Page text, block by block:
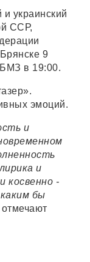
и украинский
ССР,
9
в 19:00.
эмоций.
и
и
косвенно -
бы
отмечают